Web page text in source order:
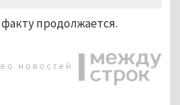
продолжается.